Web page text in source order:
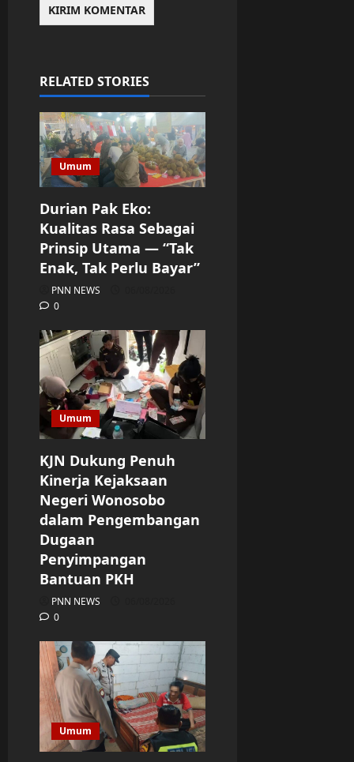
RELATED STORIES
Umum
Durian Pak Eko:
Kualitas Rasa Sebagai
Prinsip Utama — “Tak
Enak, Tak Perlu Bayar”
PNN NEWS
0
Umum
KJN Dukung Penuh
Kinerja Kejaksaan
Negeri Wonosobo
dalam Pengembangan
Dugaan
Penyimpangan
Bantuan PKH
PNN NEWS
0
Umum